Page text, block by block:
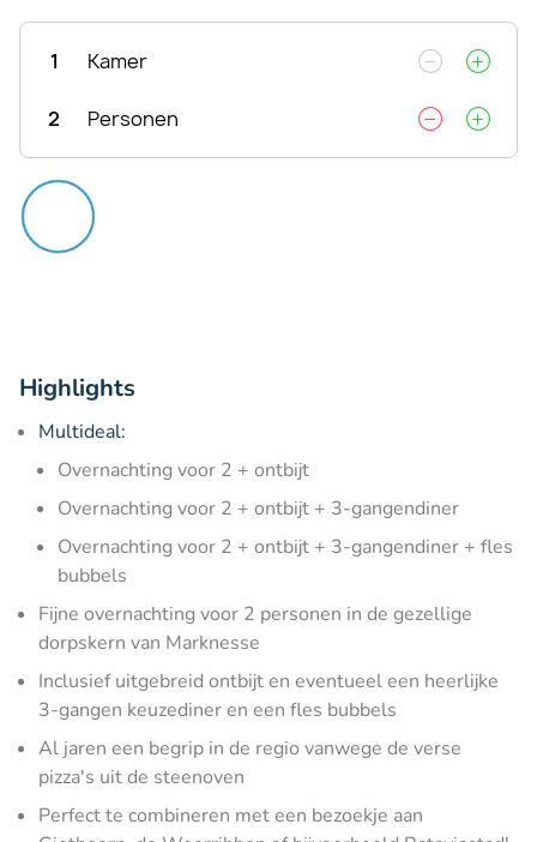
1 Kamer
2 Personen
Highlights
Multideal:
Overnachting voor 2 + ontbijt
Overnachting voor 2 + ontbijt + 3-gangendiner
Overnachting voor 2 + ontbijt + 3-gangendiner + fles
bubbels
Fijne overnachting voor 2 personen in de gezellige
dorpskern van Marknesse
Inclusief uitgebreid ontbijt en eventueel een heerlijke
3-gangen keuzediner en een fles bubbels
Al jaren een begrip in de regio vanwege de verse
pizza's uit de steenoven
Perfect te combineren met een bezoekje aan